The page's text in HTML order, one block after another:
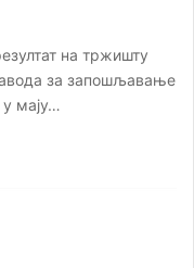
на тржишту
за запошљавање
мају…